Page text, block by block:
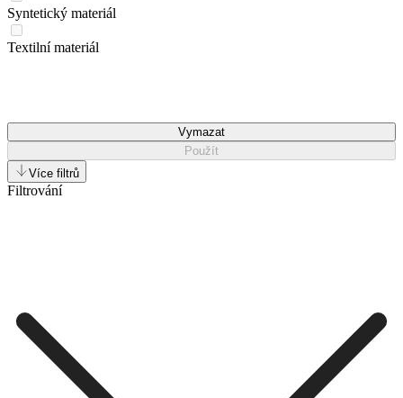
Syntetický materiál
Textilní materiál
Vymazat
Použít
Více filtrů
Filtrování